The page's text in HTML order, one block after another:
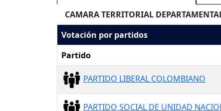
CAMARA TERRITORIAL
Votación por partidos
Partido
PARTIDO LIBERAL COLOMBIANO
PARTIDO SOCIAL DE UNIDAD